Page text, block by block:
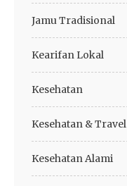
Jamu Tradisional
Kearifan Lokal
Kesehatan
Kesehatan & Travel
Kesehatan Alami